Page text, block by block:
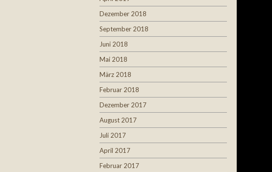
Dezember 2018
September 2018
Juni 2018
Mai 2018
März 2018
Februar 2018
Dezember 2017
August 2017
Juli 2017
April 2017
Februar 2017